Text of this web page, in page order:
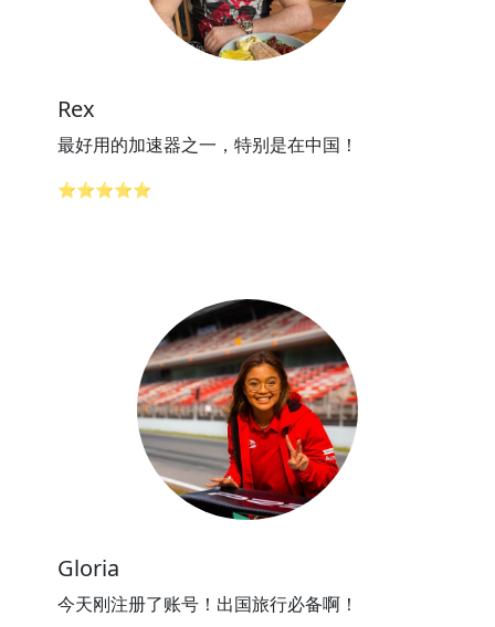
Rex
最好用的加速器之一，特别是在中国！
⭐⭐⭐⭐⭐
Gloria
今天刚注册了账号！出国旅行必备啊！